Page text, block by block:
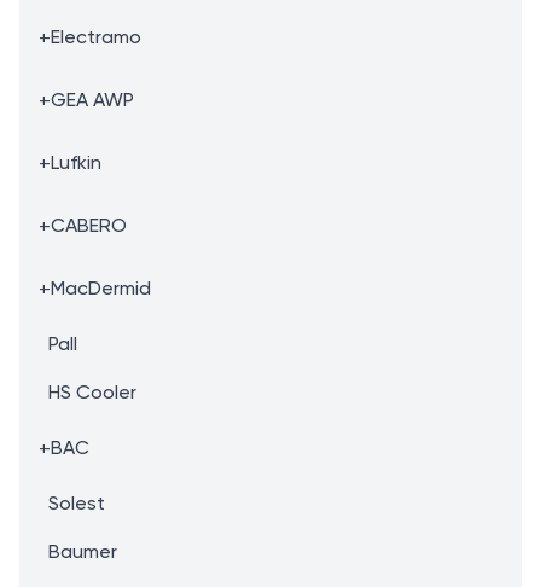
+Electramo
+GEA AWP
+Lufkin
+CABERO
+MacDermid
Pall
HS Cooler
+BAC
Solest
Baumer